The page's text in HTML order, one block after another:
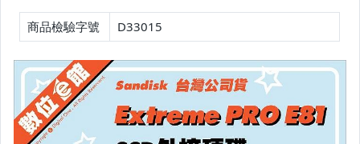
├ 相機 Nikon
├ 相機 Olympus
├ 相機 Panasonic
├ 相機 Sony
硬碟
商品檢驗字號 D33015